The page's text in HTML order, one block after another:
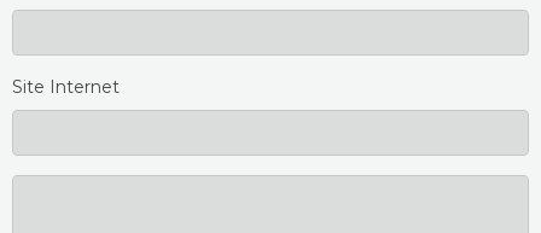
Site Internet